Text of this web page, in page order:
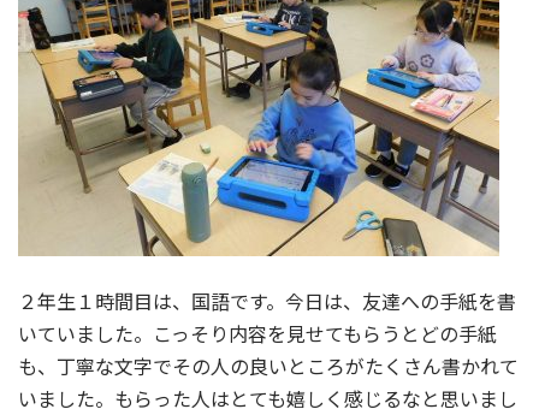
２年生１時間目は、国語です。今日は、友達への手紙を書
いていました。こっそり内容を見せてもらうとどの手紙
も、丁寧な文字でその人の良いところがたくさん書かれて
いました。もらった人はとても嬉しく感じるなと思いまし